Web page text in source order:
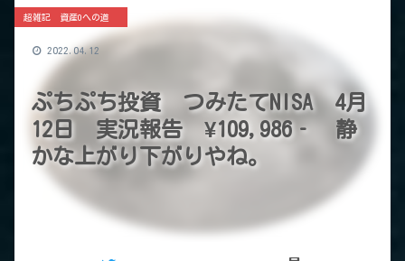
ぷちぷち投資 つみたてNISA 4月
12日 実況報告 ¥109,986‐ 静
かな上がり下がりやね。
超雑記 資産0への道
2022.04.12